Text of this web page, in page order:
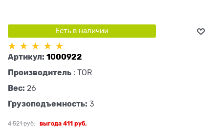
Есть в наличии
Артикул: 1000922
Производитель : TOR
Вес: 26
Грузоподъемность: 3
4 521 руб. выгода411 руб.